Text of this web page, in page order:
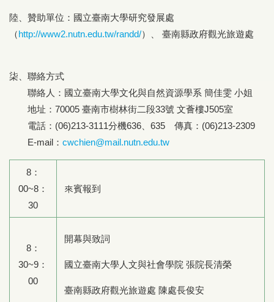
陸、贊助單位：國立臺南大學研究發展處
（http://www2.nutn.edu.tw/randd/）、 臺南縣政府觀光旅遊處
柒、聯絡方式
聯絡人：國立臺南大學文化與自然資源學系 簡佳雯 小姐
地址：70005 臺南市樹林街二段33號 文薈樓J505室
電話：(06)213-3111分機636、635 傳真：(06)213-2309
E-mail： cwchien@mail.nutn.edu.tw
8：
00~8：
30
來賓報到
8：
30~9：
00
開幕與致詞
國立臺南大學人文與社會學院 張院長清榮
臺南縣政府觀光旅遊處 陳處長俊安